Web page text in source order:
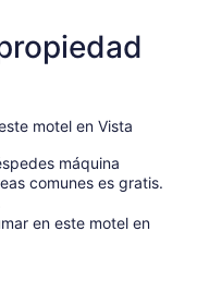
motel en Vista
máquina
comunes es gratis.
en este motel en